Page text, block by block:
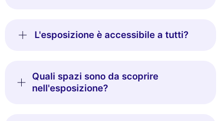
L'esposizione è accessibile a tutti?
Quali spazi sono da scoprire
nell'esposizione?